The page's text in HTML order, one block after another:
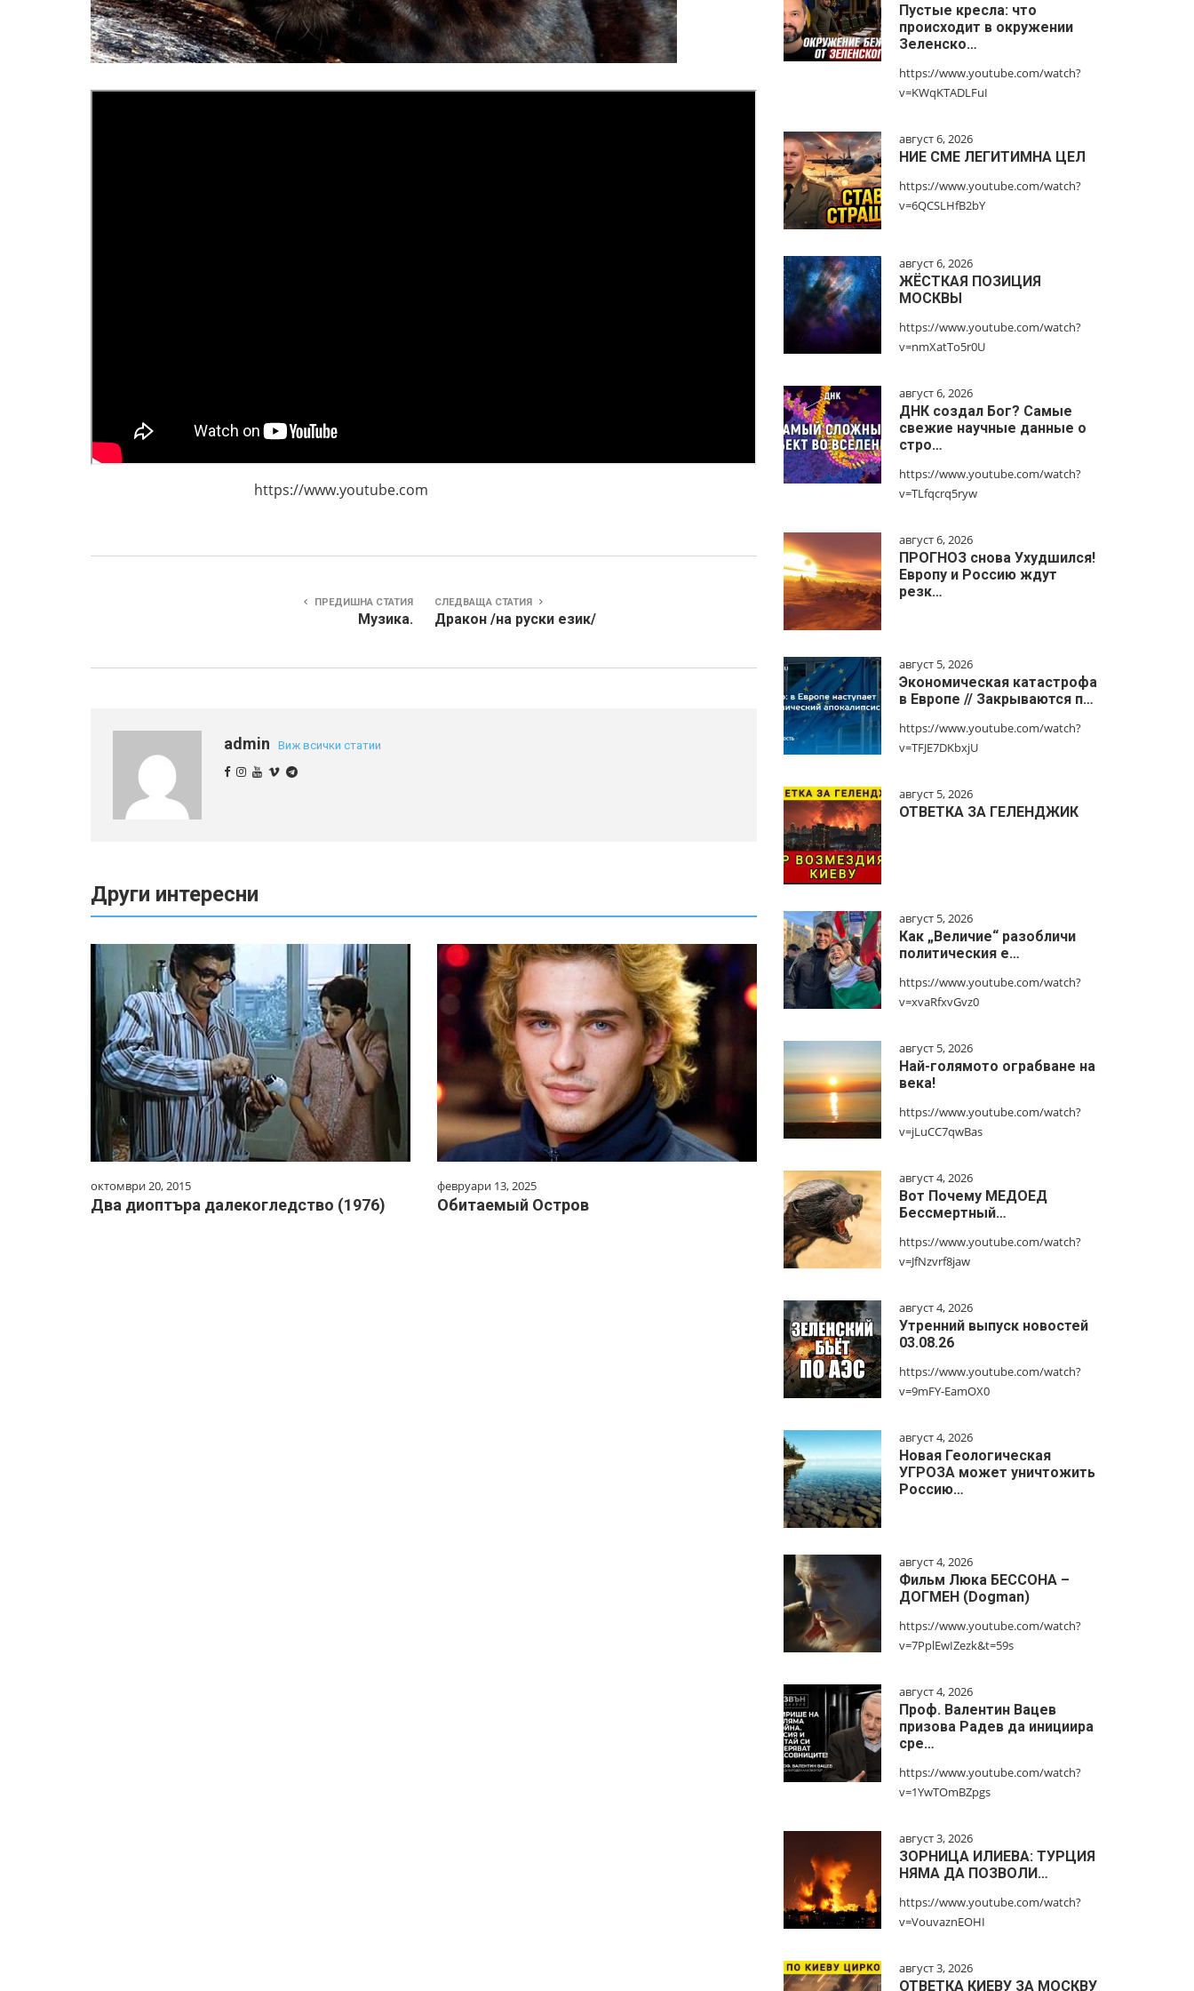
https://www.youtube.com
ПРЕДИШНА СТАТИЯ
Музика.
СЛЕДВАЩА СТАТИЯ
Дракон /на руски език/
admin Виж всички статии
Други интересни
октомври 20, 2015
Два диоптъра далекогледство (1976)
февруари 13, 2025
Обитаемый Остров
Пустые кресла: что
происходит в окружении
Зеленско…
https://www.youtube.com/watch?
v=KWqKTADLFuI
август 6, 2026
НИЕ СМЕ ЛЕГИТИМНА ЦЕЛ
https://www.youtube.com/watch?
v=6QCSLHfB2bY
август 6, 2026
ЖЁСТКАЯ ПОЗИЦИЯ
МОСКВЫ
https://www.youtube.com/watch?
v=nmXatTo5r0U
август 6, 2026
ДНК создал Бог? Самые
свежие научные данные о
стро…
https://www.youtube.com/watch?
v=TLfqcrq5ryw
август 6, 2026
ПРОГНОЗ снова Ухудшился!
Европу и Россию ждут
резк…
август 5, 2026
Экономическая катастрофа
в Европе // Закрываются п…
https://www.youtube.com/watch?
v=TFJE7DKbxjU
август 5, 2026
ОТВЕТКА ЗА ГЕЛЕНДЖИК
август 5, 2026
Как „Величие“ разобличи
политическия е…
https://www.youtube.com/watch?
v=xvaRfxvGvz0
август 5, 2026
Най-голямото ограбване на
века!
https://www.youtube.com/watch?
v=jLuCC7qwBas
август 4, 2026
Вот Почему МЕДОЕД
Бессмертный…
https://www.youtube.com/watch?
v=JfNzvrf8jaw
август 4, 2026
Утренний выпуск новостей
03.08.26
https://www.youtube.com/watch?
v=9mFY-EamOX0
август 4, 2026
Новая Геологическая
УГРОЗА может уничтожить
Россию…
август 4, 2026
Фильм Люка БЕССОНА –
ДОГМЕН (Dogman)
https://www.youtube.com/watch?
v=7PplEwIZezk&t=59s
август 4, 2026
Проф. Валентин Вацев
призова Радев да инициира
сре…
https://www.youtube.com/watch?
v=1YwTOmBZpgs
август 3, 2026
ЗОРНИЦА ИЛИЕВА: ТУРЦИЯ
НЯМА ДА ПОЗВОЛИ…
https://www.youtube.com/watch?
v=VouvaznEOHI
август 3, 2026
ОТВЕТКА КИЕВУ ЗА МОСКВУ